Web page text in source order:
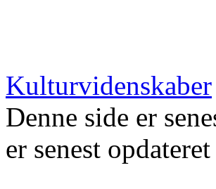
Kulturvidenskaber
Denne side er
er senest